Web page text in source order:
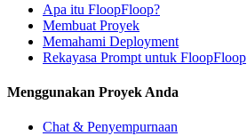
Apa itu FloopFloop?
Membuat Proyek
Memahami Deployment
Rekayasa Prompt untuk FloopFloop
Menggunakan Proyek Anda
Chat & Penyempurnaan